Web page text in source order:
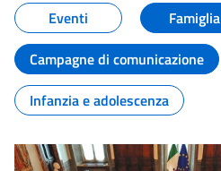
Eventi
Famiglia
Campagne di comunicazione
Infanzia e adolescenza